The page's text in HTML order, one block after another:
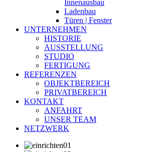
Innenausbau
Ladenbau
Türen | Fenster
UNTERNEHMEN
HISTORIE
AUSSTELLUNG
STUDIO
FERTIGUNG
REFERENZEN
OBJEKTBEREICH
PRIVATBEREICH
KONTAKT
ANFAHRT
UNSER TEAM
NETZWERK